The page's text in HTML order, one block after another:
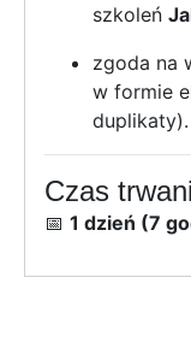
szkoleń
zgoda na
w formie
duplikaty).
Czas
📅 1 dzień (7